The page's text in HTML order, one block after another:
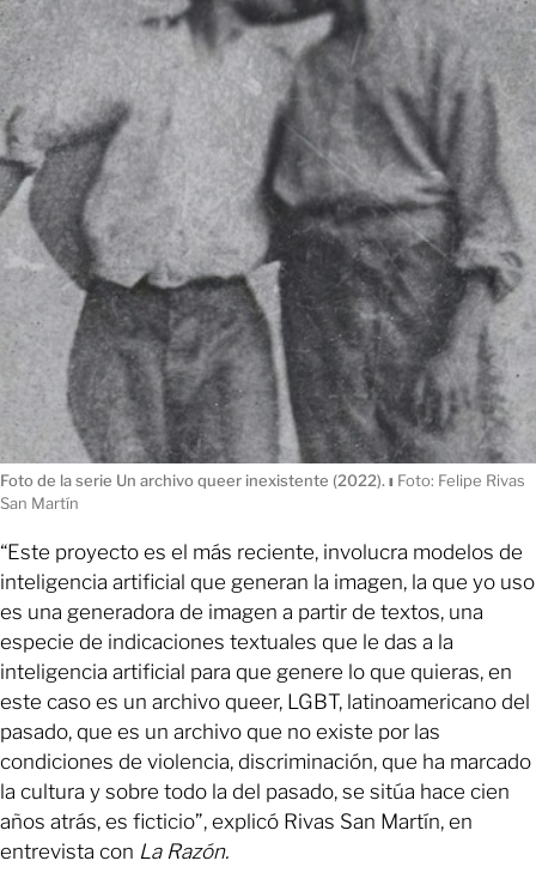
Foto de la serie Un archivo queer inexistente (2022). ı Foto: Felipe Rivas
San Martín
“Este proyecto es el más reciente, involucra modelos de
inteligencia artificial que generan la imagen, la que yo uso
es una generadora de imagen a partir de textos, una
especie de indicaciones textuales que le das a la
inteligencia artificial para que genere lo que quieras, en
este caso es un archivo queer, LGBT, latinoamericano del
pasado, que es un archivo que no existe por las
condiciones de violencia, discriminación, que ha marcado
la cultura y sobre todo la del pasado, se sitúa hace cien
años atrás, es ficticio”, explicó Rivas San Martín, en
entrevista con La Razón.